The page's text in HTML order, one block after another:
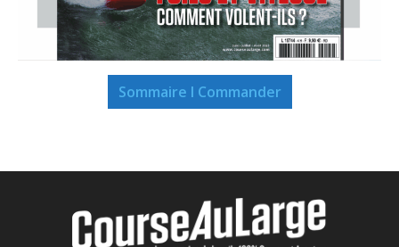
Sommaire I Commander